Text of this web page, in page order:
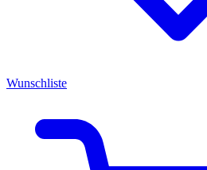
Wunschliste